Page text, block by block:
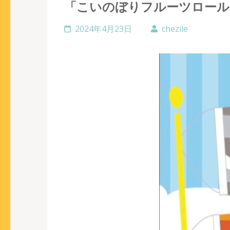
「こいのぼりフルーツロー
2024年4月23日 chezile